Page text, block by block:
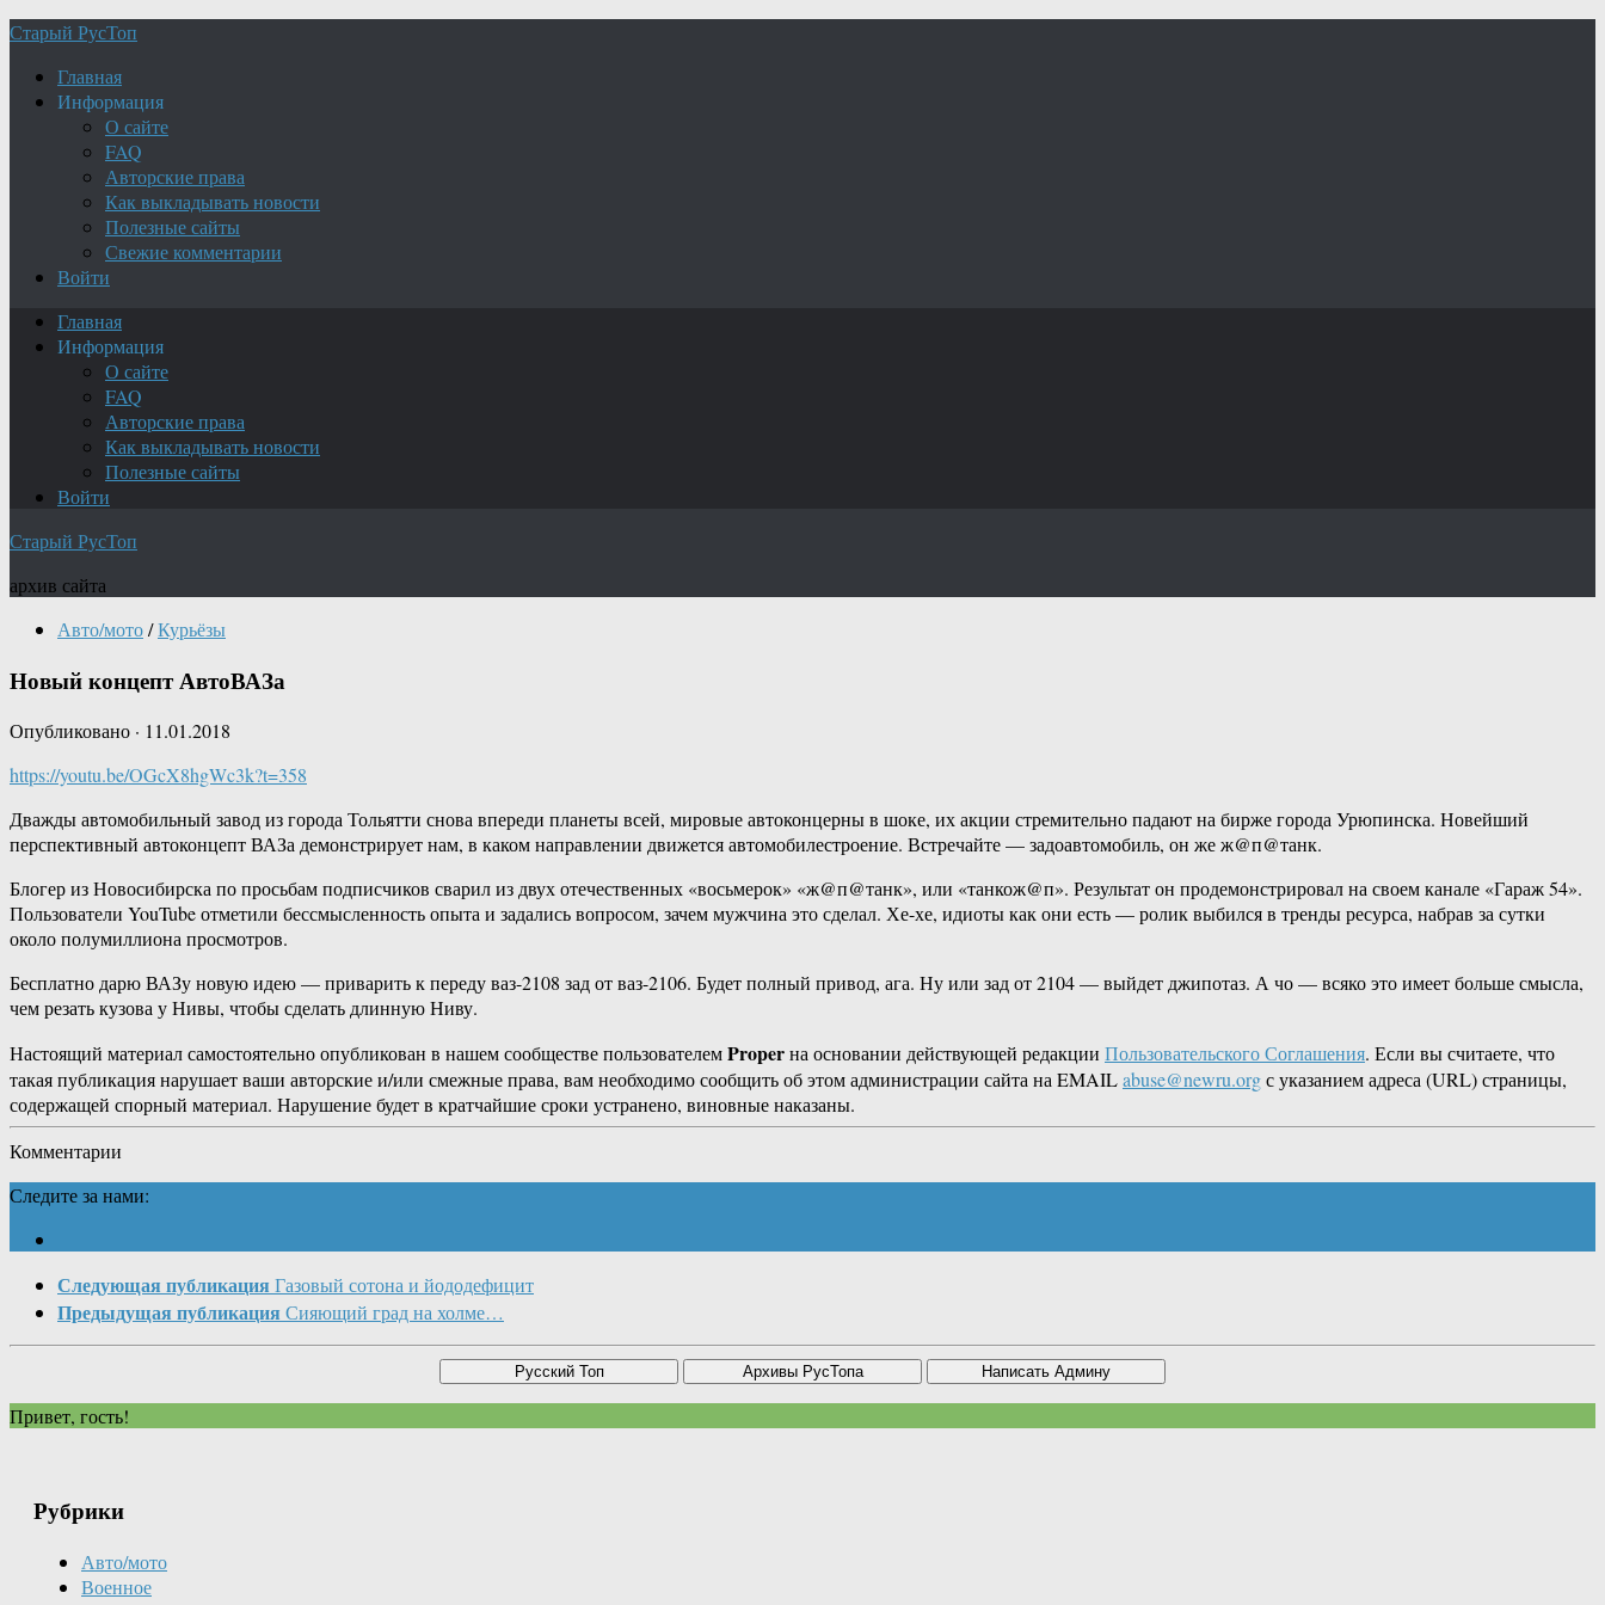
Старый РусТоп
Главная
Информация
О сайте
FAQ
Авторские права
Как выкладывать новости
Полезные сайты
Свежие комментарии
Войти
Главная
Информация
О сайте
FAQ
Авторские права
Как выкладывать новости
Полезные сайты
Войти
Старый РусТоп
архив сайта
Авто/мото/Курьёзы
Новый концепт АвтоВАЗа
Опубликовано · 11.01.2018
https://youtu.be/OGcX8hgWc3k?t=358
Дважды автомобильный завод из города Тольятти снова впереди планеты всей, мировые автоконцерны в шоке, их акции стремительно падают на бирже города Урюпинска. Новейший
перспективный автоконцепт ВАЗа демонстрирует нам, в каком направлении движется автомобилестроение. Встречайте — задоавтомобиль, он же ж@п@танк.
Блогер из Новосибирска по просьбам подписчиков сварил из двух отечественных «восьмерок» «ж@п@танк», или «танкож@п». Результат он продемонстрировал на своем канале «Гараж 54».
Пользователи YouTube отметили бессмысленность опыта и задались вопросом, зачем мужчина это сделал. Хе-хе, идиоты как они есть — ролик выбился в тренды ресурса, набрав за сутки
около полумиллиона просмотров.
Бесплатно дарю ВАЗу новую идею — приварить к переду ваз-2108 зад от ваз-2106. Будет полный привод, ага. Ну или зад от 2104 — выйдет джипотаз. А чо — всяко это имеет больше смысла,
чем резать кузова у Нивы, чтобы сделать длинную Ниву.
Настоящий материал самостоятельно опубликован в нашем сообществе пользователемProperна основании действующей редакции Пользовательского Соглашения. Если вы считаете, что
такая публикация нарушает ваши авторские и/или смежные права, вам необходимо сообщить об этом администрации сайта на EMAILabuse@newru.orgс указанием адреса (URL) страницы,
содержащей спорный материал. Нарушение будет в кратчайшие сроки устранено, виновные наказаны.
Комментарии
Следите за нами:
Следующая публикация Газовый сотона и йододефицит
Предыдущая публикация Сияющий град на холме…
Привет, гость!
Рубрики
Авто/мото
Военное